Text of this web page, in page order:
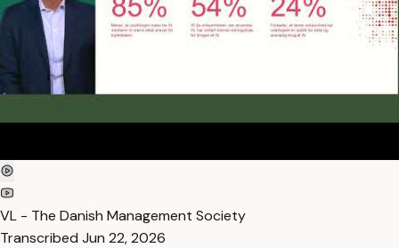
VL - The Danish Management Society
Transcribed Jun 22, 2026